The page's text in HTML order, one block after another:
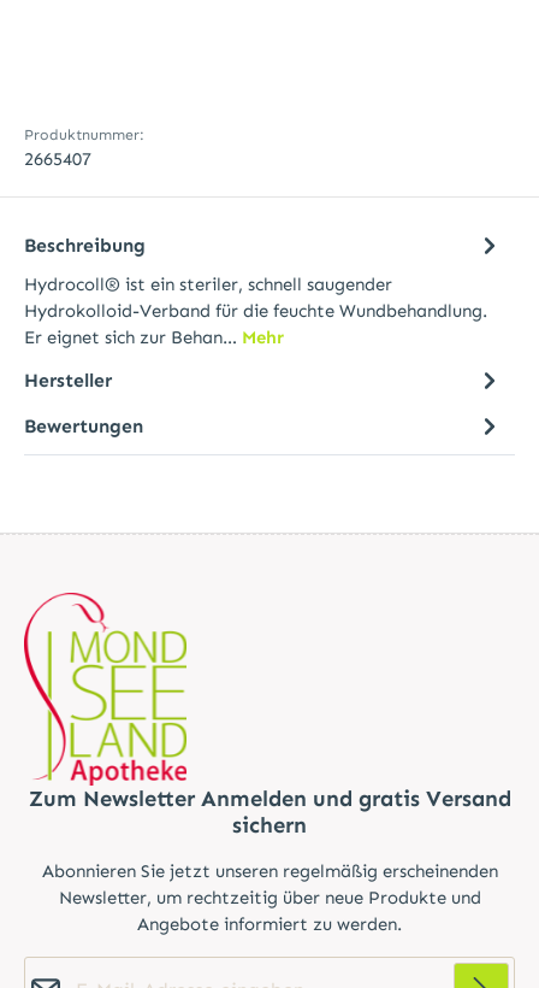
Produktnummer:
2665407
Beschreibung
Hydrocoll® ist ein steriler, schnell saugender
Hydrokolloid-Verband für die feuchte Wundbehandlung.
Er eignet sich zur Behan… Mehr
Hersteller
Bewertungen
Zum Newsletter Anmelden und gratis Versand
sichern
Abonnieren Sie jetzt unseren regelmäßig erscheinenden
Newsletter, um rechtzeitig über neue Produkte und
Angebote informiert zu werden.